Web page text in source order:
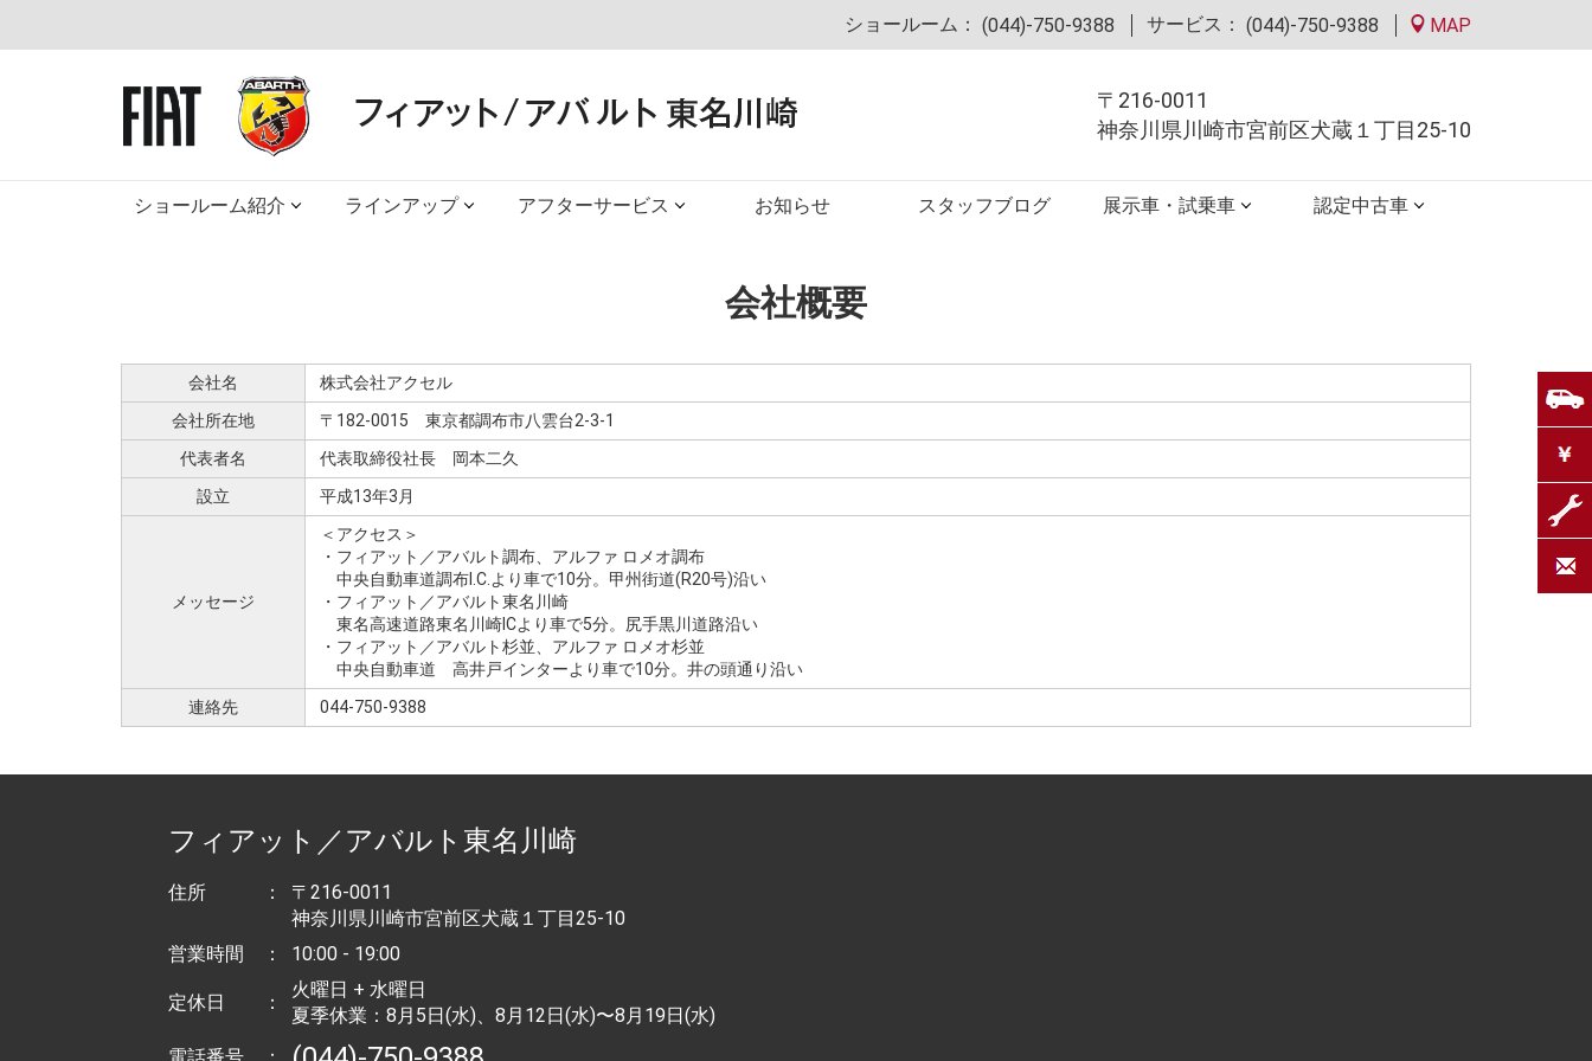
ショールーム： (044)-750-9388 サービス： (044)-750-9388 MAP
〒216-0011
神奈川県川崎市宮前区犬蔵１丁目25-10
ショールーム紹介 ラインアップ アフターサービス お知らせ スタッフブログ 展示車・試乗車 認定中古車
会社概要
会社名
株式会社アクセル
会社所在地
〒182-0015 東京都調布市八雲台2-3-1
代表者名
代表取締役社長 岡本二久
設立
平成13年3月
メッセージ
＜アクセス＞
・フィアット／アバルト調布、アルファ ロメオ調布
中央自動車道調布I.C.より車で10分。甲州街道(R20号)沿い
・フィアット／アバルト東名川崎
東名高速道路東名川崎ICより車で5分。尻手黒川道路沿い
・フィアット／アバルト杉並、アルファ ロメオ杉並
中央自動車道 高井戸インターより車で10分。井の頭通り沿い
連絡先
044-750-9388
フィアット／アバルト東名川崎
住所 ：
〒216-0011
神奈川県川崎市宮前区犬蔵１丁目25-10
営業時間
： 10:00 - 19:00
定休日 ：
火曜日 + 水曜日
夏季休業：8月5日(水)、8月12日(水)〜8月19日(水)